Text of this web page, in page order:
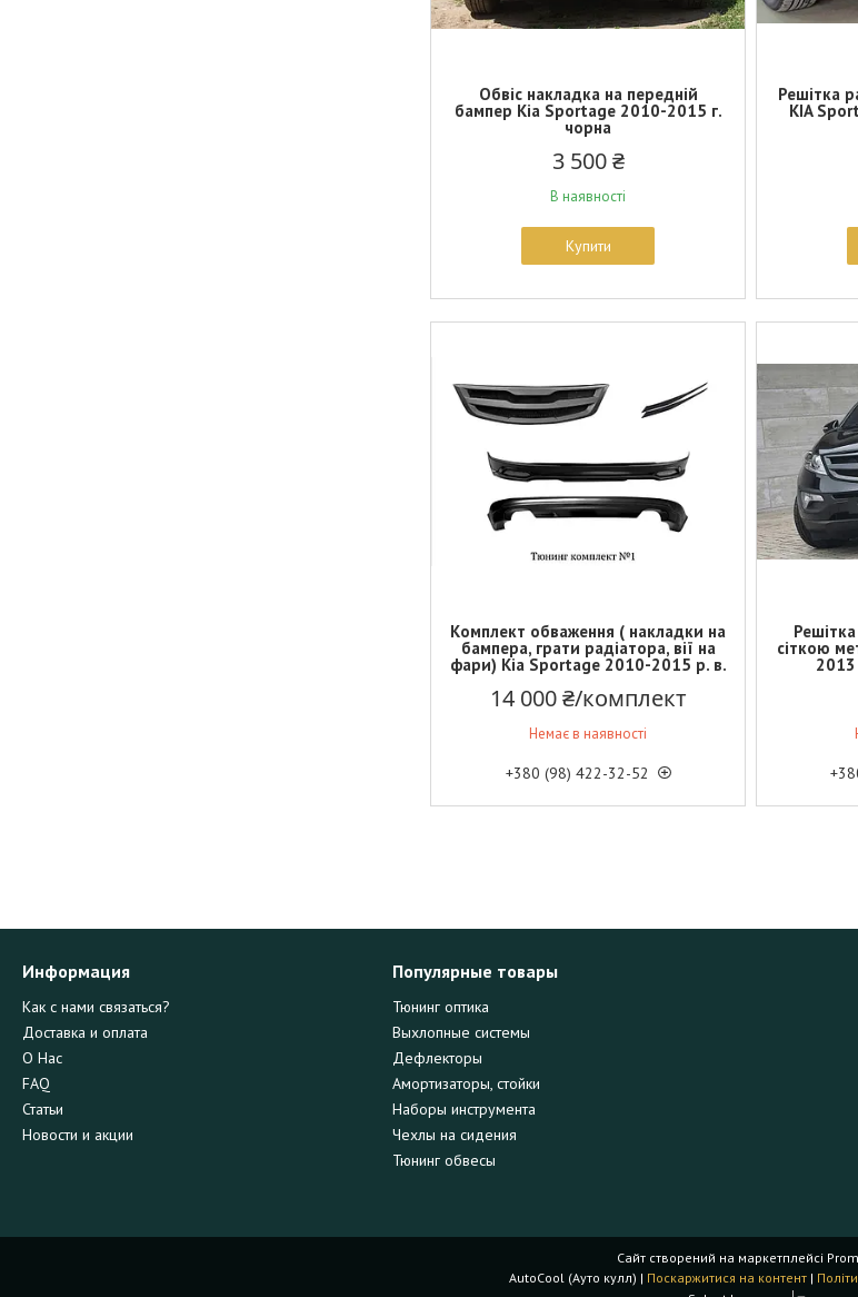
Обвіс накладка на передній
бампер Kia Sportage 2010-2015 г.
чорна
3 500 ₴
В наявності
Купити
Решітка
KIA
Комплект обваження ( накладки на
бампера, грати радіатора, вії на
фари) Kia Sportage 2010-2015 р. в.
14 000 ₴/комплект
Немає в наявності
+380 (98) 422-32-52
сіткою
2013
Информация
Как с нами связаться?
Доставка и оплата
О Нас
FAQ
Статьи
Новости и акции
Популярные товары
Тюнинг оптика
Выхлопные системы
Дефлекторы
Амортизаторы, стойки
Наборы инструмента
Чехлы на сидения
Тюнинг обвесы
Сайт створений на маркетплейсі
AutoCool (Ауто кулл) | Поскаржитися на контент |